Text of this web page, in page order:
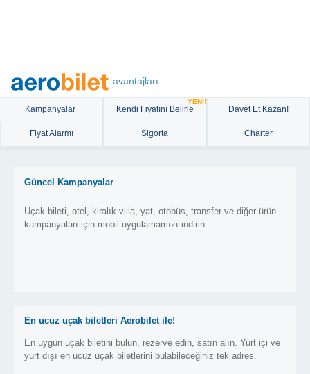
avantajları
Kampanyalar Kendi Fiyatını Belirle
YENİ!
Davet Et Kazan!
Fiyat Alarmı Sigorta Charter
Güncel Kampanyalar
Uçak bileti, otel, kiralık villa, yat, otobüs, transfer ve diğer ürün
kampanyaları için mobil uygulamamızı indirin.
En ucuz uçak biletleri Aerobilet ile!
En uygun uçak biletini bulun, rezerve edin, satın alın. Yurt içi ve
yurt dışı en ucuz uçak biletlerini bulabileceğiniz tek adres.